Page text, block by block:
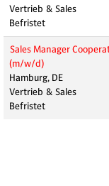
Vertrieb & Sales
Befristet
Sales Manager
(m/w/d)
Hamburg, DE
Vertrieb & Sales
Befristet